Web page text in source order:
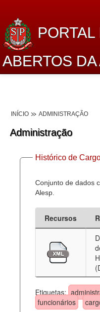
ABERTOS
Dados Abertos Alesp
Lei de Acesso à
Dados Governamentais
Planejamento
Catálogo de dados
Processo Legislativo
Administração
Legislação
Agenda
INÍCIO ADMINISTRAÇÃO
Administração
Histórico de
Conjunto de dados
Alesp.
Recursos
Etiquetas:
funcionários